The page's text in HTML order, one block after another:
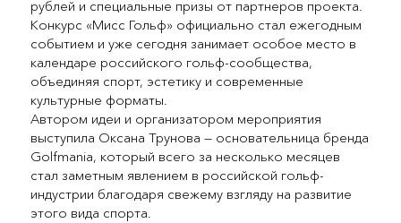
рублей и специальные призы от партнеров проекта.
Конкурс «Мисс Гольф» официально стал ежегодным
событием и уже сегодня занимает особое место в
календаре российского гольф-сообщества,
объединяя спорт, эстетику и современные
культурные форматы.
Автором идеи и организатором мероприятия
выступила Оксана Трунова — основательница бренда
Golfmania, который всего за несколько месяцев
стал заметным явлением в российской гольф-
индустрии благодаря свежему взгляду на развитие
этого вида спорта.